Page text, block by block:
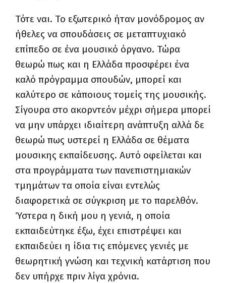
Τότε ναι. Το εξωτερικό ήταν μονόδρομος αν
ήθελες να σπουδάσεις σε μεταπτυχιακό
επίπεδο σε ένα μουσικό όργανο. Τώρα
θεωρώ πως και η Ελλάδα προσφέρει ένα
καλό πρόγραμμα σπουδών, μπορεί και
καλύτερο σε κάποιους τομείς της μουσικής.
Σίγουρα στο ακορντεόν μέχρι σήμερα μπορεί
να μην υπάρχει ιδιαίτερη ανάπτυξη αλλά δε
θεωρώ πως υστερεί η Ελλάδα σε θέματα
μουσικης εκπαίδευσης. Αυτό οφείλεται και
στα προγράμματα των πανεπιστημιακών
τμημάτων τα οποία είναι εντελώς
διαφορετικά σε σύγκριση με το παρελθόν.
Ύστερα η δική μου η γενιά, η οποία
εκπαιδεύτηκε έξω, έχει επιστρέψει και
εκπαιδεύει η ίδια τις επόμενες γενιές με
θεωρητική γνώση και τεχνική κατάρτιση που
δεν υπήρχε πριν λίγα χρόνια.